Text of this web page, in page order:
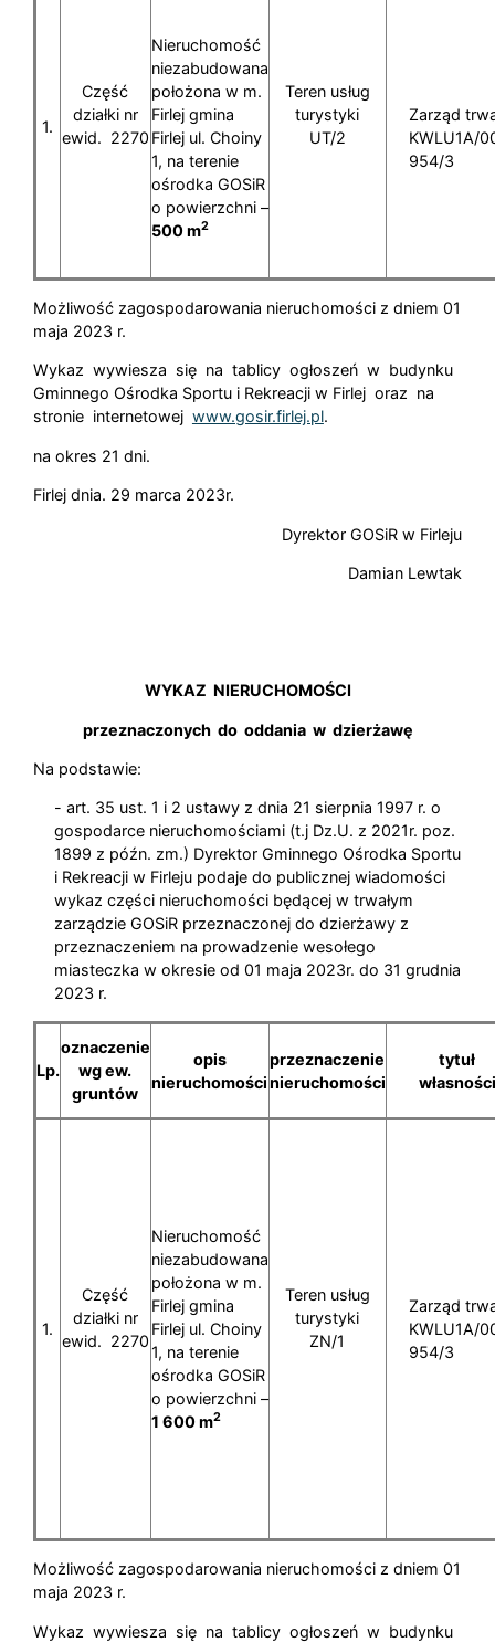
1.
Część
działki nr
ewid. 2270
Nieruchomość
niezabudowana
położona w m.
Firlej gmina
Firlej ul. Choiny
1, na terenie
ośrodka GOSiR
o powierzchni –
500 m2
Teren usług
turystyki
UT/2
Zarząd
KWLU1A/
954/3
Możliwość zagospodarowania nieruchomości z dniem 01
maja 2023 r.
Wykaz wywiesza się na tablicy ogłoszeń w budynku
Gminnego Ośrodka Sportu i Rekreacji w Firlej oraz na
stronie internetowej www.gosir.firlej.pl.
na okres 21 dni.
Firlej dnia. 29 marca 2023r.
Dyrektor GOSiR w Firleju
Damian Lewtak
WYKAZ NIERUCHOMOŚCI
przeznaczonych do oddania w dzierżawę
Na podstawie:
- art. 35 ust. 1 i 2 ustawy z dnia 21 sierpnia 1997 r. o
gospodarce nieruchomościami (t.j Dz.U. z 2021r. poz.
1899 z późn. zm.) Dyrektor Gminnego Ośrodka Sportu
i Rekreacji w Firleju podaje do publicznej wiadomości
wykaz części nieruchomości będącej w trwałym
zarządzie GOSiR przeznaczonej do dzierżawy z
przeznaczeniem na prowadzenie wesołego
miasteczka w okresie od 01 maja 2023r. do 31 grudnia
2023 r.
Lp.
oznaczenie
wg ew.
gruntów
opis
nieruchomości
przeznaczenie
nieruchomości
tytuł
własności
1.
Część
działki nr
ewid. 2270
Nieruchomość
niezabudowana
położona w m.
Firlej gmina
Firlej ul. Choiny
1, na terenie
ośrodka GOSiR
o powierzchni –
1 600 m2
Teren usług
turystyki
ZN/1
Zarząd
KWLU1A/
954/3
Możliwość zagospodarowania nieruchomości z dniem 01
maja 2023 r.
Wykaz wywiesza się na tablicy ogłoszeń w budynku